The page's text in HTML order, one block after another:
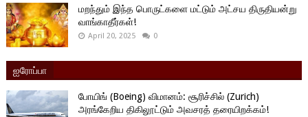
மறந்தும் இந்த பொருட்களை மட்டும் அட்சய திருதியன்று
வாங்காதீர்கள்!
April 20, 2025 0
ஐரோப்பா
போயிங் (Boeing) விமானம்: சூரிச்சில் (Zurich)
அரங்கேறிய திகிலூட்டும் அவசரத் தரையிறக்கம்!